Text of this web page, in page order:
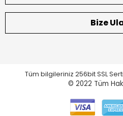
Bize
Tüm bilgileriniz 256bit SSL
© 2022 Tüm